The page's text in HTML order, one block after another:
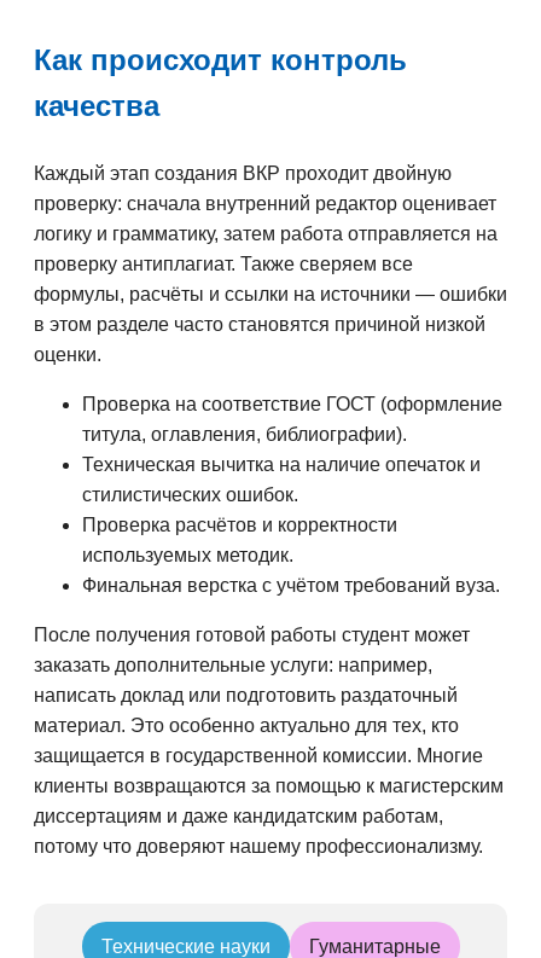
Как происходит контроль
качества
Каждый этап создания ВКР проходит двойную
проверку: сначала внутренний редактор оценивает
логику и грамматику, затем работа отправляется на
проверку антиплагиат. Также сверяем все
формулы, расчёты и ссылки на источники — ошибки
в этом разделе часто становятся причиной низкой
оценки.
Проверка на соответствие ГОСТ (оформление
титула, оглавления, библиографии).
Техническая вычитка на наличие опечаток и
стилистических ошибок.
Проверка расчётов и корректности
используемых методик.
Финальная верстка с учётом требований вуза.
После получения готовой работы студент может
заказать дополнительные услуги: например,
написать доклад или подготовить раздаточный
материал. Это особенно актуально для тех, кто
защищается в государственной комиссии. Многие
клиенты возвращаются за помощью к магистерским
диссертациям и даже кандидатским работам,
потому что доверяют нашему профессионализму.
Технические науки Гуманитарные